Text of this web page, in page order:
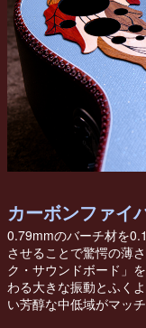
カーボンファイ
0.79mmのバーチ材を
させることで驚愕の薄
ク・サウンドボード」
わる大きな振動とふく
い芳醇な中低域がマッ